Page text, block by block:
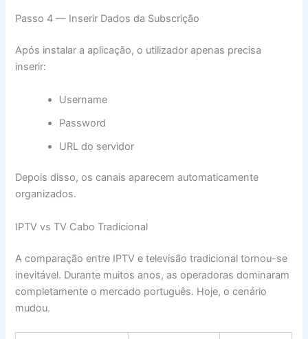
Passo 4 — Inserir Dados da Subscrição
Após instalar a aplicação, o utilizador apenas precisa
inserir:
Username
Password
URL do servidor
Depois disso, os canais aparecem automaticamente
organizados.
IPTV vs TV Cabo Tradicional
A comparação entre IPTV e televisão tradicional tornou-se
inevitável. Durante muitos anos, as operadoras dominaram
completamente o mercado português. Hoje, o cenário
mudou.